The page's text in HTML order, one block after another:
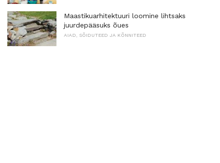
Maastikuarhitektuuri loomine lihtsaks
juurdepääsuks õues
AIAD, SÕIDUTEED JA KÕNNITEED